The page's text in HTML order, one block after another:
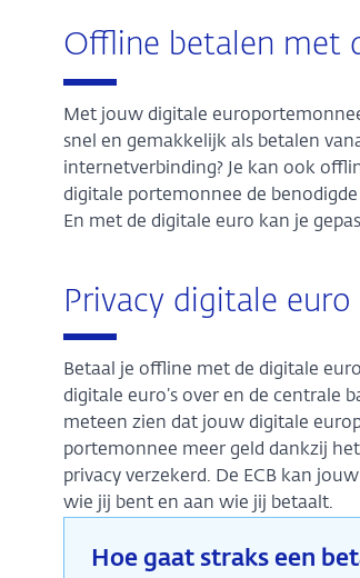
Offline betalen met
Met jouw digitale
snel en gemakkelijk als betalen
internetverbinding? Je kan ook
digitale portemonnee de
En met de digitale euro kan je
Privacy digitale euro
Betaal je offline met de digitale
digitale euro’s over en de centrale
meteen zien dat jouw digitale
portemonnee meer geld dankzij
privacy verzekerd. De ECB kan
wie jij bent en aan wie jij betaalt.
Hoe gaat straks een